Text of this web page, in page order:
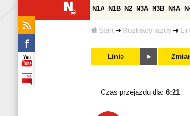
Start Rozkłady jazdy
N1A N1B N2 N3A N3B N4A
Linie
Czas przejazdu dla: 6:21